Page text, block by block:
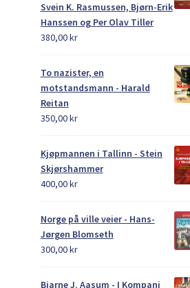
Svein K. Rasmussen, Bjørn-Erik
Hanssen og Per Olav Tiller
380,00kr
To nazister, en
motstandsmann - Harald
Reitan
350,00kr
Kjøpmannen i Tallinn - Stein
Skjørshammer
400,00kr
Norge på ville veier - Hans-
Jørgen Blomseth
300,00kr
Bjarne J. Aasum - I Kompani